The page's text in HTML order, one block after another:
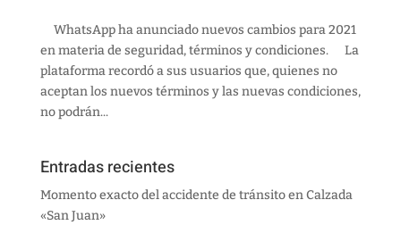
WhatsApp ha anunciado nuevos cambios para 2021
en materia de seguridad, términos y condiciones. La
plataforma recordó a sus usuarios que, quienes no
aceptan los nuevos términos y las nuevas condiciones,
no podrán...
Entradas recientes
Momento exacto del accidente de tránsito en Calzada
«San Juan»